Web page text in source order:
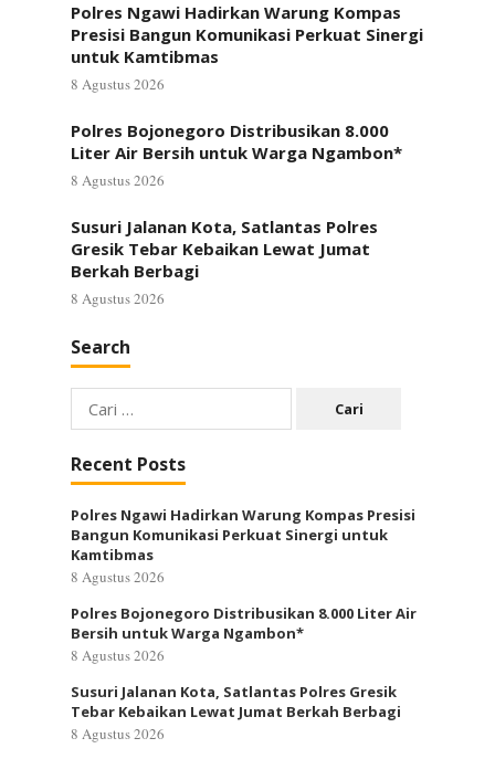
Polres Ngawi Hadirkan Warung Kompas
Presisi Bangun Komunikasi Perkuat Sinergi
untuk Kamtibmas
8 Agustus 2026
Polres Bojonegoro Distribusikan 8.000
Liter Air Bersih untuk Warga Ngambon*
8 Agustus 2026
Susuri Jalanan Kota, Satlantas Polres
Gresik Tebar Kebaikan Lewat Jumat
Berkah Berbagi
8 Agustus 2026
Search
Cari
untuk:
Recent Posts
Polres Ngawi Hadirkan Warung Kompas Presisi
Bangun Komunikasi Perkuat Sinergi untuk
Kamtibmas
8 Agustus 2026
Polres Bojonegoro Distribusikan 8.000 Liter Air
Bersih untuk Warga Ngambon*
8 Agustus 2026
Susuri Jalanan Kota, Satlantas Polres Gresik
Tebar Kebaikan Lewat Jumat Berkah Berbagi
8 Agustus 2026